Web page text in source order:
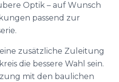
Optik – auf Wunsch
passend zur
zusätzliche Zuleitung
die bessere Wahl sein.
mit den baulichen